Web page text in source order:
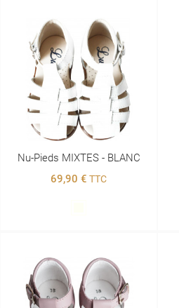
Nu-Pieds MIXTES - BLANC
69,90 € TTC